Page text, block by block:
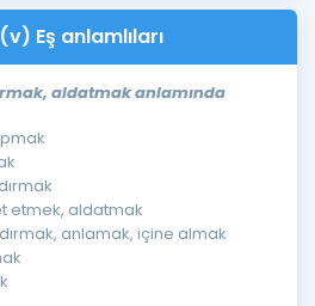
Eş anlamlıları
aldatmak anlamında
etmek, aldatmak
anlamak, içine almak